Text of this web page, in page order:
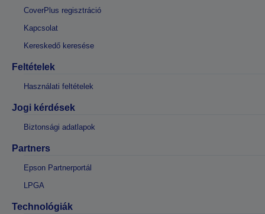
CoverPlus regisztráció
Kapcsolat
Kereskedő keresése
Feltételek
Használati feltételek
Jogi kérdések
Biztonsági adatlapok
Partners
Epson Partnerportál
LPGA
Technológiák